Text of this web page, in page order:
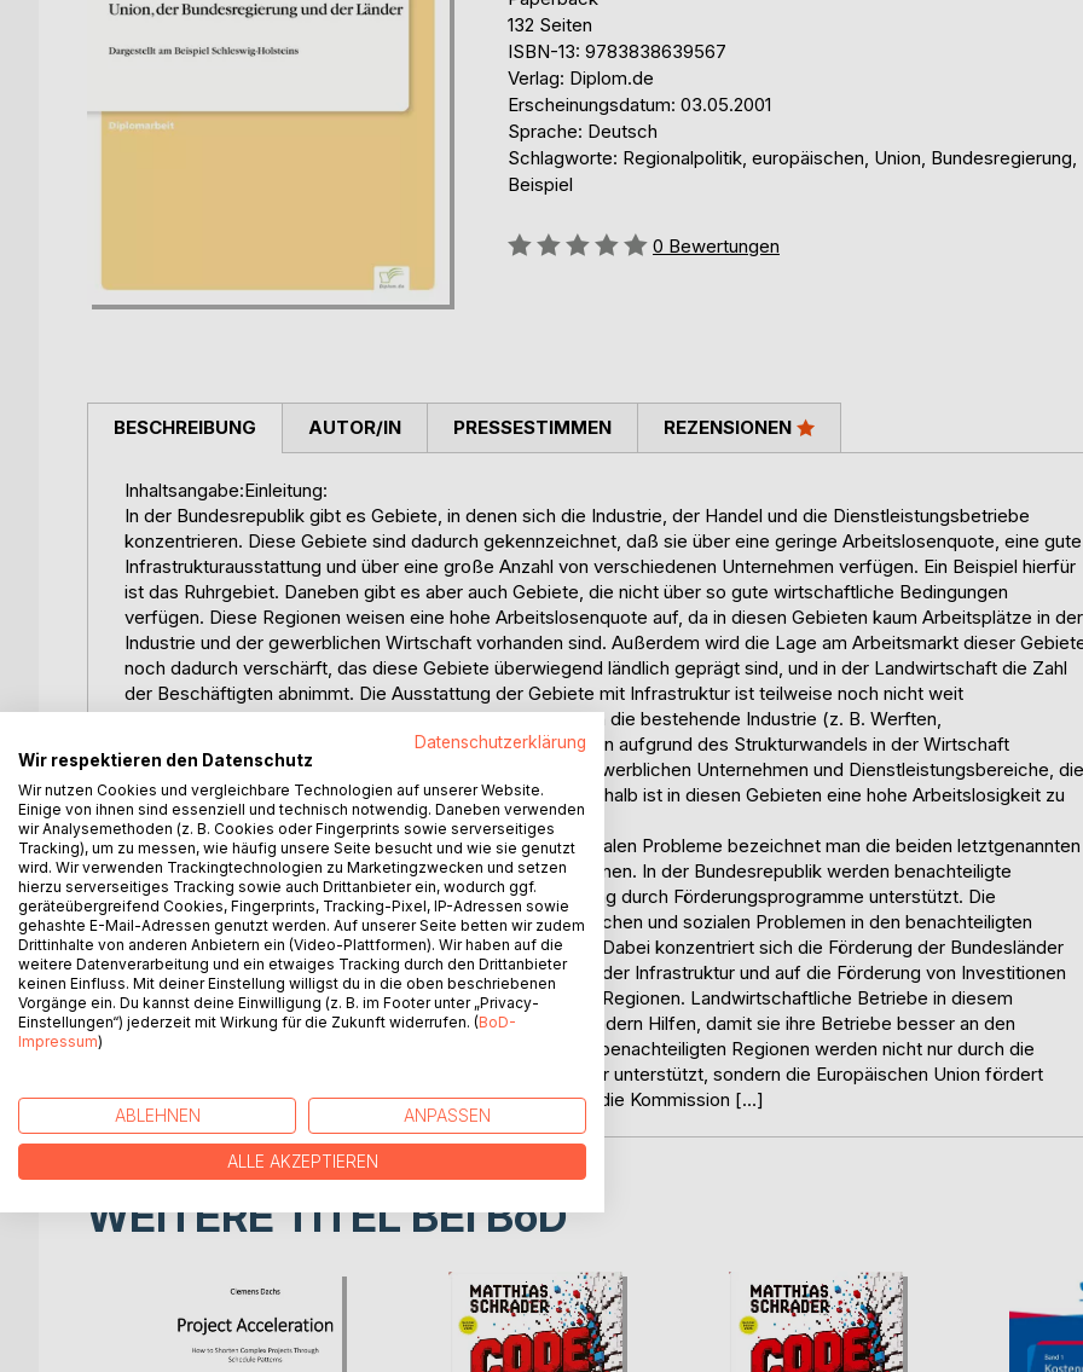
132 Seiten
ISBN-13: 9783838639567
Verlag: Diplom.de
Erscheinungsdatum: 03.05.2001
Sprache: Deutsch
Schlagworte: Regionalpolitik, europäischen, Union, Bundesregierung,
Beispiel
Bewertung::
0 Bewertungen
BESCHREIBUNG
Inhaltsangabe:Einleitung:
In der Bundesrepublik gibt es Gebiete, in denen sich die Industrie, der Handel und die Dienstleistungsbetriebe
konzentrieren. Diese Gebiete sind dadurch gekennzeichnet, daß sie über eine geringe Arbeitslosenquote, eine gute
Infrastrukturausstattung und über eine große Anzahl von verschiedenen Unternehmen verfügen. Ein Beispiel hierfür
ist das Ruhrgebiet. Daneben gibt es aber auch Gebiete, die nicht über so gute wirtschaftliche Bedingungen
verfügen. Diese Regionen weisen eine hohe Arbeitslosenquote auf, da in diesen Gebieten kaum Arbeitsplätze in der
Industrie und der gewerblichen Wirtschaft vorhanden sind. Außerdem wird die Lage am Arbeitsmarkt dieser
noch dadurch verschärft, das diese Gebiete überwiegend ländlich geprägt sind, und in der Landwirtschaft die Zahl
der Beschäftigten abnimmt. Die Ausstattung der Gebiete mit Infrastruktur ist teilweise noch nicht weit
fortgeschritten. Außerdem gibt es noch Gebiete, in denen die bestehende Industrie (z. B. Werften,
Stahlerzeugende Unternehmen, usw.) in den letzten Jahren aufgrund des Strukturwandels in der Wirtschaft
weggebrochen ist. In diesen Gebieten fehlen noch die gewerblichen Unternehmen und Dienstleistungsbereiche, die
arbeitslosen Menschen weiter beschäftigen könnten. Deshalb ist in diesen Gebieten eine hohe Arbeitslosigkeit zu
verzeichnen.
Aufgrund der oben dargestellten wirtschaftlichen und sozialen Probleme bezeichnet man die beiden letztgenannten
strukturschwachen Gebiete auch als benachteiligte Regionen. In der Bundesrepublik werden benachteiligte
Regionen von den Bundesländern und der Bundesregierung durch Förderungsprogramme unterstützt. Die
Förderungsprogramme orientieren sich an den wirtschaftlichen und sozialen Problemen in den benachteiligten
Regionen, um so besser den Regionen helfen zu können. Dabei konzentriert sich die Förderung der Bundesländer
und der Bundesregierung auf die Förderung des Ausbaus der Infrastruktur und auf die Förderung von Investitionen
der kleinen und mittelständischen Unternehmen in diesen Regionen. Landwirtschaftliche Betriebe in diesem
Regionen erhalten zusätzlich von Bund und den Bundesländern Hilfen, damit sie ihre Betriebe besser an den
Wettbewerb in der Landwirtschaft anpassen können. Die benachteiligten Regionen werden nicht nur durch die
Regionalpolitik der Bundesregierung und der Bundesländer unterstützt, sondern die Europäischen Union fördert
diese Regionen durch ihre Strukturfonds. Dabei unterteilt die Kommission […]
AUTOR/IN PRESSESTIMMEN REZENSIONEN
WEITERE TITEL BEIBoD
Datenschutzerklärung
Wir respektieren den Datenschutz
Wir nutzen Cookies und vergleichbare Technologien auf unserer Website.
Einige von ihnen sind essenziell und technisch notwendig. Daneben verwenden
wir Analysemethoden (z. B. Cookies oder Fingerprints sowie serverseitiges
Tracking), um zu messen, wie häufig unsere Seite besucht und wie sie genutzt
wird. Wir verwenden Trackingtechnologien zu Marketingzwecken und setzen
hierzu serverseitiges Tracking sowie auch Drittanbieter ein, wodurch ggf.
geräteübergreifend Cookies, Fingerprints, Tracking-Pixel, IP-Adressen sowie
gehashte E-Mail-Adressen genutzt werden. Auf unserer Seite betten wir zudem
Drittinhalte von anderen Anbietern ein (Video-Plattformen). Wir haben auf die
weitere Datenverarbeitung und ein etwaiges Tracking durch den Drittanbieter
keinen Einfluss. Mit deiner Einstellung willigst du in die oben beschriebenen
Vorgänge ein. Du kannst deine Einwilligung (z. B. im Footer unter „Privacy-
Einstellungen“) jederzeit mit Wirkung für die Zukunft widerrufen. (BoD-
Impressum)
ABLEHNEN ANPASSEN
ALLE AKZEPTIEREN